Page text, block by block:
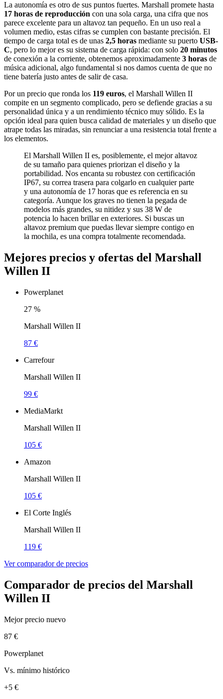
La autonomía es otro de sus puntos fuertes. Marshall promete hasta
17 horas de reproducción con una sola carga, una cifra que nos
parece excelente para un altavoz tan pequeño. En un uso real a
volumen medio, estas cifras se cumplen con bastante precisión. El
tiempo de carga total es de unas 2,5 horas mediante su puerto USB-
C, pero lo mejor es su sistema de carga rápida: con solo 20 minutos
de conexión a la corriente, obtenemos aproximadamente 3 horas de
música adicional, algo fundamental si nos damos cuenta de que no
tiene batería justo antes de salir de casa.
Por un precio que ronda los 119 euros, el Marshall Willen II
compite en un segmento complicado, pero se defiende gracias a su
personalidad única y a un rendimiento técnico muy sólido. Es la
opción ideal para quien busca calidad de materiales y un diseño que
atrape todas las miradas, sin renunciar a una resistencia total frente a
los elementos.
El Marshall Willen II es, posiblemente, el mejor altavoz
de su tamaño para quienes priorizan el diseño y la
portabilidad. Nos encanta su robustez con certificación
IP67, su correa trasera para colgarlo en cualquier parte
y una autonomía de 17 horas que es referencia en su
categoría. Aunque los graves no tienen la pegada de
modelos más grandes, su nitidez y sus 38 W de
potencia lo hacen brillar en exteriores. Si buscas un
altavoz premium que puedas llevar siempre contigo en
la mochila, es una compra totalmente recomendada.
Mejores precios y ofertas del Marshall
Willen II
Powerplanet
27 %
Marshall Willen II
87 €
Carrefour
Marshall Willen II
99 €
MediaMarkt
Marshall Willen II
105 €
Amazon
Marshall Willen II
105 €
El Corte Inglés
Marshall Willen II
119 €
Ver comparador de precios
Comparador de precios del Marshall
Willen II
Mejor precio nuevo
87 €
Powerplanet
Vs. mínimo histórico
+5 €